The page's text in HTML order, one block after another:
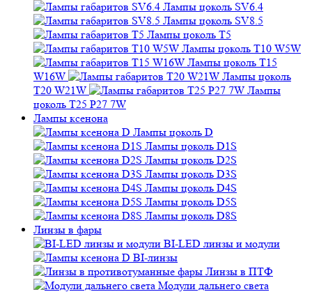
Лампы цоколь SV6.4
Лампы цоколь SV8.5
Лампы цоколь T5
Лампы цоколь T10 W5W
Лампы цоколь T15
W16W
Лампы цоколь
T20 W21W
Лампы
цоколь T25 P27 7W
Лампы ксенона
Лампы цоколь D
Лампы цоколь D1S
Лампы цоколь D2S
Лампы цоколь D3S
Лампы цоколь D4S
Лампы цоколь D5S
Лампы цоколь D8S
Линзы в фары
BI-LED линзы и модули
BI-линзы
Линзы в ПТФ
Модули дальнего света